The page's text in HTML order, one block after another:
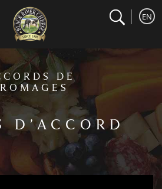
home Recherche
EN
DE
D’ACCORD